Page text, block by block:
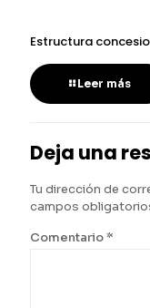
Estructura
Leer más
Deja una
Tu dirección de
campos
Comentario*